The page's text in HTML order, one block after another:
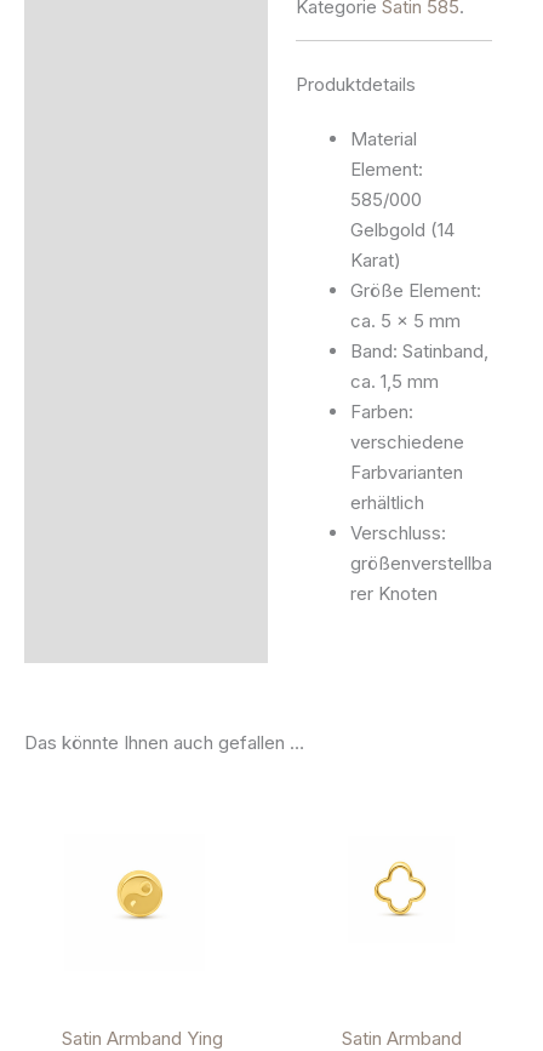
Kategorie Satin 585.
Produktdetails
Material
Element:
585/000
Gelbgold (14
Karat)
Größe Element:
ca. 5 x 5 mm
Band: Satinband,
ca. 1,5 mm
Farben:
verschiedene
Farbvarianten
erhältlich
Verschluss:
größenverstellba
rer Knoten
Das könnte Ihnen auch gefallen …
Satin Armband Ying
Satin Armband